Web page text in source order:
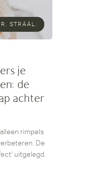
STRÁÁL.
je
de
achter
rimpels
De
uitgelegd.